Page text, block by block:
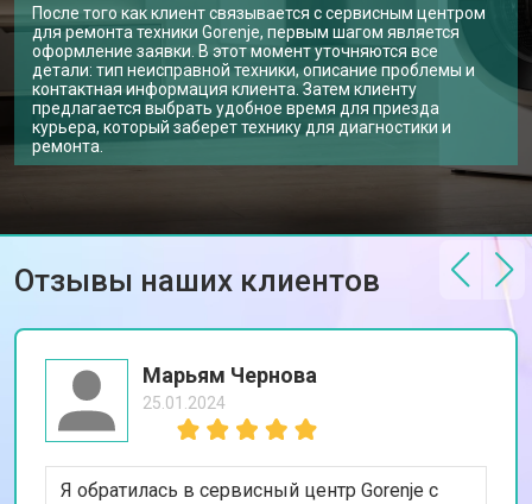
Gorenje
от 3100 ₽ Заказать
Замена подшипников от 2800 ₽ Заказать
Замена мотора стиральной машины
Gorenje
от 3800 ₽ Заказать
Ремонт/замена датчика
температуры
Заказать
Замена прессостата
Замена сливного насоса
Замена сливного шланга от 2100 ₽ Заказать
После того как клиент связывается с сервисным центром
для ремонта техники Gorenje, первым шагом является
оформление заявки. В этот момент уточняются все
детали: тип неисправной техники, описание проблемы и
контактная информация клиента. Затем клиенту
предлагается выбрать удобное время для приезда
курьера, который заберет технику для диагностики и
ремонта.
Отзывы наших клиентов
Марьям Чернова
25.01.2024
Я обратилась в сервисный центр Gorenje с